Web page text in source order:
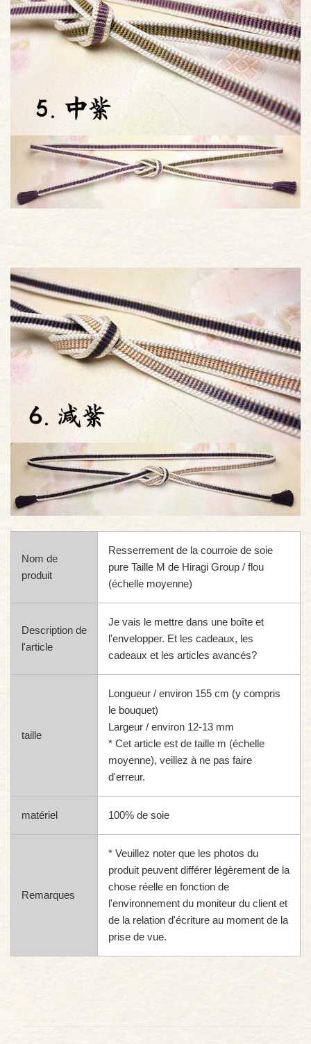
Nom de
produit
Resserrement de la courroie de soie
pure Taille M de Hiragi Group / flou
(échelle moyenne)
Description de
l'article
Je vais le mettre dans une boîte et
l'envelopper. Et les cadeaux, les
cadeaux et les articles avancés?
taille
Longueur / environ 155 cm (y compris
le bouquet)
Largeur / environ 12-13 mm
* Cet article est de taille m (échelle
moyenne), veillez à ne pas faire
d'erreur.
matériel 100% de soie
Remarques
* Veuillez noter que les photos du
produit peuvent différer légèrement de la
chose réelle en fonction de
l'environnement du moniteur du client et
de la relation d'écriture au moment de la
prise de vue.